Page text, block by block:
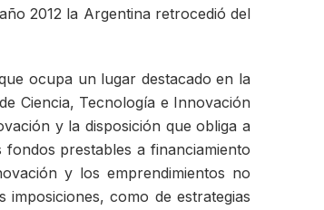
2012 la Argentina retrocedió del
ocupa un lugar destacado en la
Ciencia, Tecnología e Innovación
y la disposición que obliga a
prestables a financiamiento
y los emprendimientos no
como de estrategias